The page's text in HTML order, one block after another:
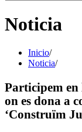
Noticia
Inicio/
Noticia/
Participem en
on es dona a
‘Construïm